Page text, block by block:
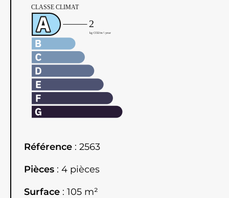
Référence
2563
Pièces
4 pièces
Surface
105 m²